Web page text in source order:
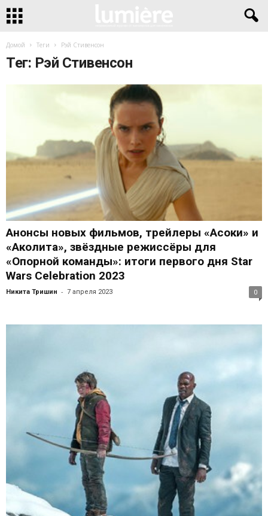
Домой Теги Рэй Стивенсон
Тег: Рэй Стивенсон
Анонсы новых фильмов, трейлеры «Асоки» и
«Аколита», звёздные режиссёры для
«Опорной команды»: итоги первого дня Star
Wars Celebration 2023
Никита Тришин - 7 апреля 2023 0